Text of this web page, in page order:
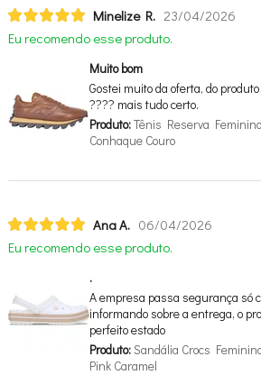
Minelize R. 23/04/2026
Eu recomendo esse produto.
Muito bom
Gostei muito da oferta, do
???? mais tudo certo.
Produto:Tênis Reserva
Conhaque Couro
Ana A. 06/04/2026
Eu recomendo esse produto.
.
A empresa passa segurança só
informando sobre a entrega, o
perfeito estado
Produto:Sandália Crocs
Pink Caramel